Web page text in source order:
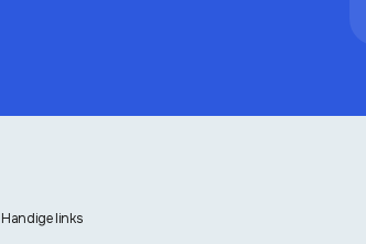
Handige links